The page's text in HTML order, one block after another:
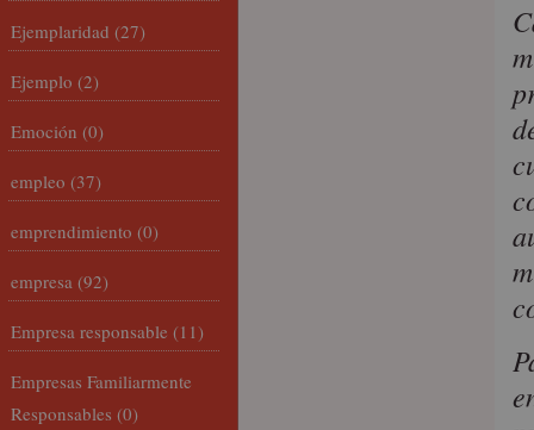
Ejemplaridad (27)
Ejemplo (2)
Emoción (0)
empleo (37)
emprendimiento (0)
empresa (92)
Empresa responsable (11)
Empresas Familiarmente
Responsables (0)